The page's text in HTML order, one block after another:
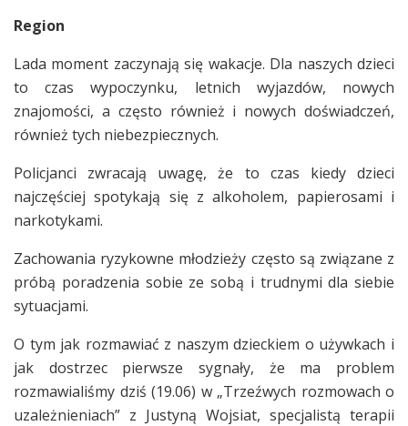
Region
Lada moment zaczynają się wakacje. Dla naszych dzieci
to czas wypoczynku, letnich wyjazdów, nowych
znajomości, a często również i nowych doświadczeń,
również tych niebezpiecznych.
Policjanci zwracają uwagę, że to czas kiedy dzieci
najczęściej spotykają się z alkoholem, papierosami i
narkotykami.
Zachowania ryzykowne młodzieży często są związane z
próbą poradzenia sobie ze sobą i trudnymi dla siebie
sytuacjami.
O tym jak rozmawiać z naszym dzieckiem o używkach i
jak dostrzec pierwsze sygnały, że ma problem
rozmawialiśmy dziś (19.06) w „Trzeźwych rozmowach o
uzależnieniach” z Justyną Wojsiat, specjalistą terapii